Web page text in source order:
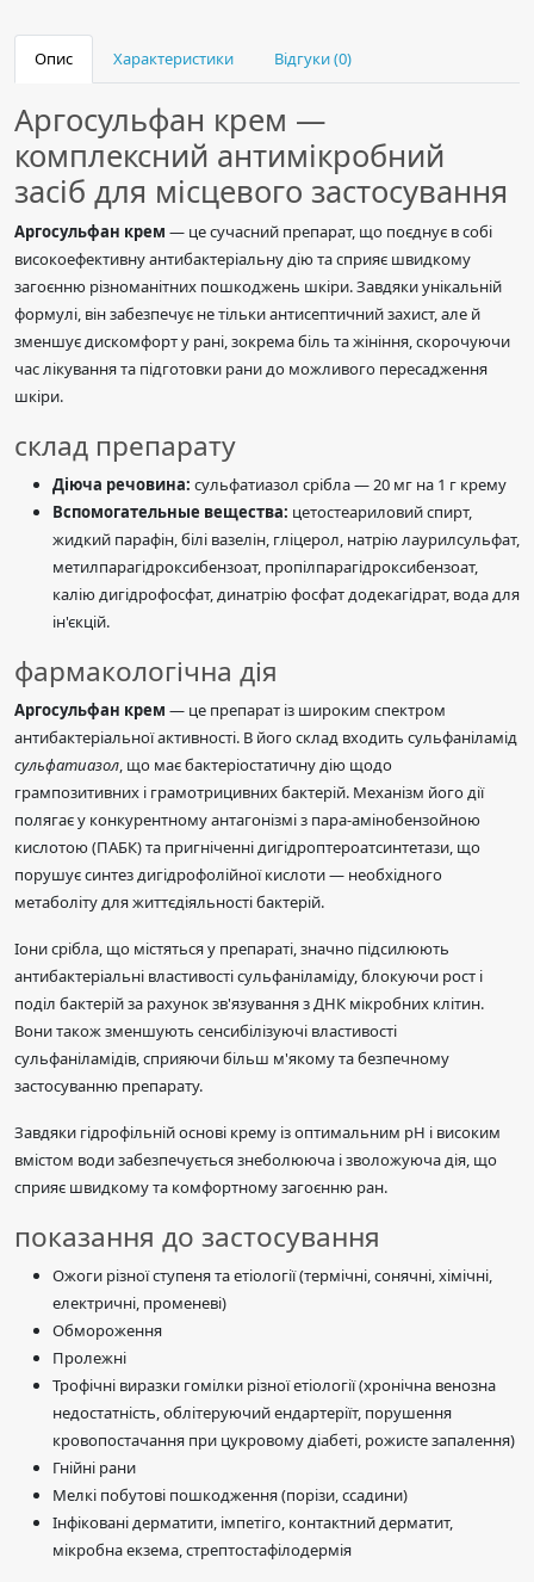
Опис Характеристики Відгуки (0)
Аргосульфан крем —
комплексний антимікробний
засіб для місцевого застосування
Аргосульфан крем — це сучасний препарат, що поєднує в собі
високоефективну антибактеріальну дію та сприяє швидкому
загоєнню різноманітних пошкоджень шкіри. Завдяки унікальній
формулі, він забезпечує не тільки антисептичний захист, але й
зменшує дискомфорт у рані, зокрема біль та жініння, скорочуючи
час лікування та підготовки рани до можливого пересадження
шкіри.
склад препарату
Діюча речовина: сульфатиазол срібла — 20 мг на 1 г крему
Вспомогательные вещества: цетостеариловий спирт,
жидкий парафін, білі вазелін, гліцерол, натрію лаурилсульфат,
метилпарагідроксибензоат, пропілпарагідроксибензоат,
калію дигідрофосфат, динатрію фосфат додекагідрат, вода для
ін'єкцій.
фармакологічна дія
Аргосульфан крем — це препарат із широким спектром
антибактеріальної активності. В його склад входить сульфаніламід
сульфатиазол, що має бактеріостатичну дію щодо
грампозитивних і грамотрицивних бактерій. Механізм його дії
полягає у конкурентному антагонізмі з пара-амінобензойною
кислотою (ПАБК) та пригніченні дигідроптероатсинтетази, що
порушує синтез дигідрофолійної кислоти — необхідного
метаболіту для життєдіяльності бактерій.
Іони срібла, що містяться у препараті, значно підсилюють
антибактеріальні властивості сульфаніламіду, блокуючи рост і
поділ бактерій за рахунок зв'язування з ДНК мікробних клітин.
Вони також зменшують сенсибілізуючі властивості
сульфаніламідів, сприяючи більш м'якому та безпечному
застосуванню препарату.
Завдяки гідрофільній основі крему із оптимальним pH і високим
вмістом води забезпечується знеболююча і зволожуюча дія, що
сприяє швидкому та комфортному загоєнню ран.
показання до застосування
Ожоги різної ступеня та етіології (термічні, сонячні, хімічні,
електричні, променеві)
Обмороження
Пролежні
Трофічні виразки гомілки різної етіології (хронічна венозна
недостатність, облітеруючий ендартеріїт, порушення
кровопостачання при цукровому діабеті, рожисте запалення)
Гнійні рани
Мелкі побутові пошкодження (порізи, ссадини)
Інфіковані дерматити, імпетіго, контактний дерматит,
мікробна екзема, стрептостафілодермія